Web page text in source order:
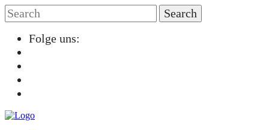
Folge uns: